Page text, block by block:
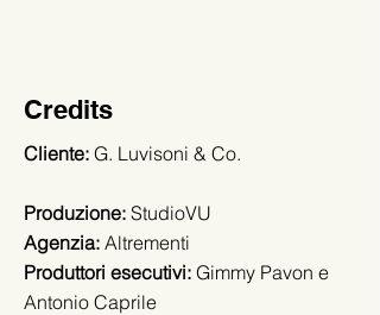
Credits
Cliente: G. Luvisoni & Co.
Produzione: StudioVU
Agenzia: Altrementi
Produttori esecutivi: Gimmy Pavon e
Antonio Caprile